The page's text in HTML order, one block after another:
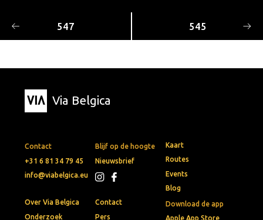
547 545
Via Belgica
Contact
+31 6 81 34 79 45
info@viabelgica.eu
Blijf op de hoogte
Nieuwsbrief
Download de app
Apple App Store
Kaart
Routes
Events
Blog
Over Via Belgica
Onderzoek
Contact
Pers